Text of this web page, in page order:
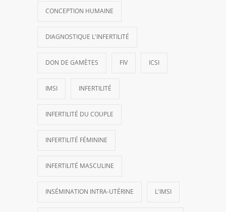
CONCEPTION HUMAINE
DIAGNOSTIQUE L'INFERTILITÉ
DON DE GAMÈTES FIV ICSI
IMSI INFERTILITÉ
INFERTILITÉ DU COUPLE
INFERTILITÉ FÉMININE
INFERTILITÉ MASCULINE
INSÉMINATION INTRA-UTÉRINE L'IMSI